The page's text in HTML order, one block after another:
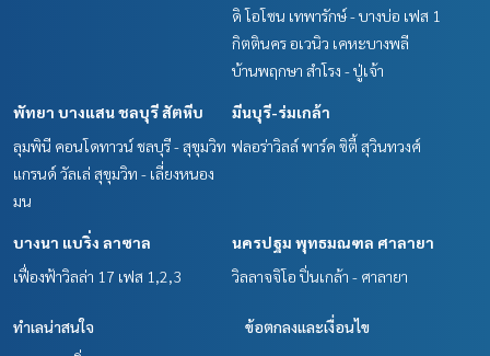
ดิ โอโซน เทพารักษ์ - บางบ่อ เฟส 1
กิตตินคร อเวนิว เคหะบางพลี
บ้านพฤกษา สำโรง - ปู่เจ้า
พัทยา บางแสน ชลบุรี สัตหีบ
ลุมพินี คอนโดทาวน์ ชลบุรี - สุขุมวิท
แกรนด์ วัลเล่ สุขุมวิท - เลี่ยงหนอง
มน
มีนบุรี-ร่มเกล้า
ฟลอร่าวิลล์ พาร์ค ซิตี้ สุวินทวงศ์
บางนา แบริ่ง ลาซาล
เฟื่องฟ้าวิลล่า 17 เฟส 1,2,3
นครปฐม พุทธมณฑล ศาลายา
วิลลาจจิโอ ปิ่นเกล้า - ศาลายา
ทำเลน่าสนใจ
ข้อตกลงและเงื่อนไข